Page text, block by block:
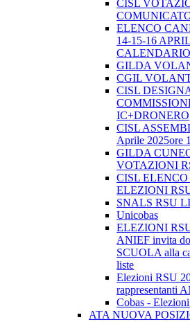
CISL
ELENCO
14-15-16
GILDA
CGIL
CISL
IC+DRONERO
CISL
Aprile 2025ore
GILDA
VOTAZIONI
CISL
ELEZIONI
SNALS RSU
Unicobas
ELEZIONI
ANIEF invita
SCUOLA alla
liste
Elezioni RSU
rappresentanti
Cobas -
ATA NUOVA